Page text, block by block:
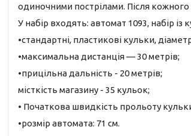
одиночними пострілами. Після
У набір входять: автомат 1093, набір із
•стандартні, пластикові кульки,
•максимальна дистанція — 30 метрів;
•прицільна дальність - 20 метрів;
місткість магазину - 35 кульок;
• Початкова швидкість прольоту
•розмір автомата: 71 см.